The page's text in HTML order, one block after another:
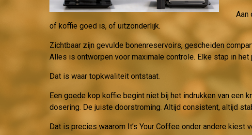
Aan
of koffie goed is, of uitzonderlijk.
Zichtbaar zijn gevulde bonenreservoirs, gescheiden
Alles is ontworpen voor maximale controle. Elke stap in
Dat is waar topkwaliteit ontstaat.
Een goede kop koffie begint niet bij het indrukken van een
dosering. De juiste doorstroming. Altijd consistent, altijd
Dat is precies waarom It’s Your Coffee onder andere kiest